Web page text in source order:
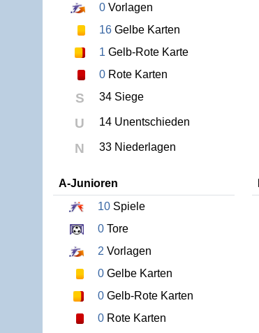
0 Vorlagen
16 Gelbe Karten
1 Gelb-Rote Karte
0 Rote Karten
S 34 Siege
U 14 Unentschieden
N 33 Niederlagen
A-Junioren
10 Spiele
0 Tore
2 Vorlagen
0 Gelbe Karten
0 Gelb-Rote Karten
0 Rote Karten